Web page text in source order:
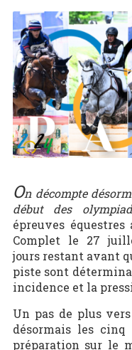
On décompte
début des
épreuves
Complet le 27
jours restant avant
piste sont
incidence et la
Un pas de plus vers
désormais les
préparation sur le